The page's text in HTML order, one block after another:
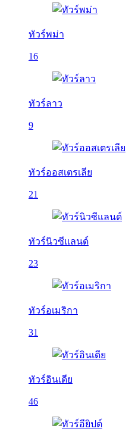
ทัวร์พม่า
16
ทัวร์ลาว
9
ทัวร์ออสเตรเลีย
21
ทัวร์นิวซีแลนด์
23
ทัวร์อเมริกา
31
ทัวร์อินเดีย
46